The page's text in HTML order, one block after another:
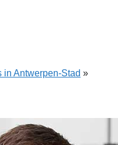
in Antwerpen-Stad »